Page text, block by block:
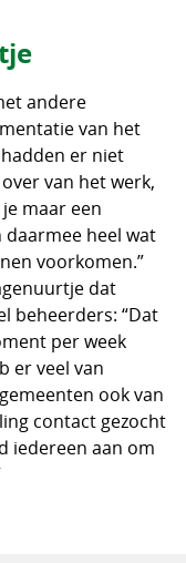
andere
van het
er niet
van het werk,
maar een
daarmee heel wat
voorkomen.”
dat
beheerders: “Dat
per week
er veel van
ook van
contact gezocht
iedereen aan om